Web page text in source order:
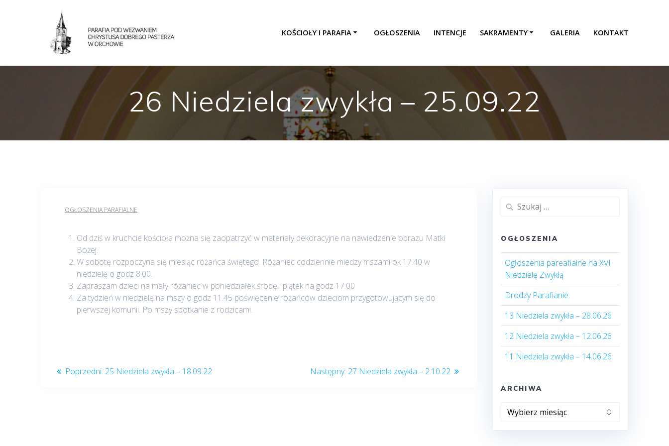
KOŚCIOŁY I PARAFIA OGŁOSZENIA INTENCJE SAKRAMENTY GALERIA KONTAKT
26 Niedziela zwykła – 25.09.22
OGŁOSZENIA PARAFIALNE
Od dziś w kruchcie kościoła można się zaopatrzyć w materiały dekoracyjne na nawiedzenie obrazu Matki
Bożej.
W sobotę rozpoczyna się miesiąc różańca świętego. Różaniec codziennie miedzy mszami ok 17.40 w
niedzielę o godz 8.00.
Zapraszam dzieci na mały różaniec w poniedziałek środę i piątek na godz 17.00
Za tydzień w niedzielę na mszy o godz 11.45 poświęcenie różańców dzieciom przygotowującym się do
pierwszej komunii. Po mszy spotkanie z rodzicami.
Nawigacja
Poprzedni: Poprzedni
25 Niedziela zwykła – 18.09.22 Następny: Następny
27 Niedziela zwykła – 2.10.22
Szukaj:
OGŁOSZENIA
Ogłoszenia pareafialne na XVI
Niedzielę Zwykłą
Drodzy Parafianie.
13 Niedziela zwykła – 28.06.26
12 Niedziela zwykła – 12.06.26
11 Niedziela zwykła – 14.06.26
ARCHIWA
Archiwa